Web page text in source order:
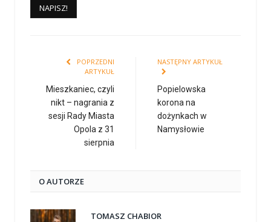
POPRZEDNI
ARTYKUŁ
Mieszkaniec, czyli
nikt – nagrania z
sesji Rady Miasta
Opola z 31
sierpnia
NASTĘPNY ARTYKUŁ
Popielowska
korona na
dożynkach w
Namysłowie
O AUTORZE
TOMASZ CHABIOR